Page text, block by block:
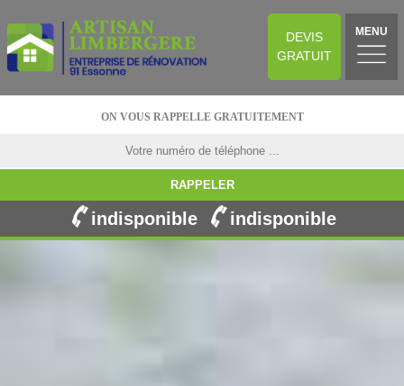
DEVIS
GRATUIT
MENU
ON VOUS RAPPELLE GRATUITEMENT
indisponible indisponible